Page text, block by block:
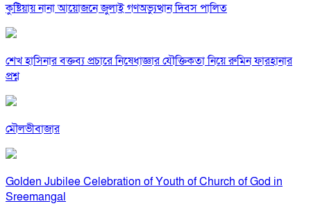
কুষ্টিয়ায় নানা আয়োজনে জুলাই গণঅভ্যুত্থান দিবস পালিত
শেখ হাসিনার বক্তব্য প্রচারে নিষেধাজ্ঞার যৌক্তিকতা নিয়ে রুমিন ফারহানার
প্রশ্ন
মৌলভীবাজার
Golden Jubilee Celebration of Youth of Church of God in
Sreemangal